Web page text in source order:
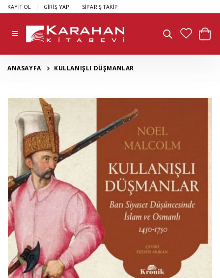
KAYIT OL GİRİŞ YAP SİPARİŞ TAKİP
ANASAYFA KULLANIŞLI DÜŞMANLAR